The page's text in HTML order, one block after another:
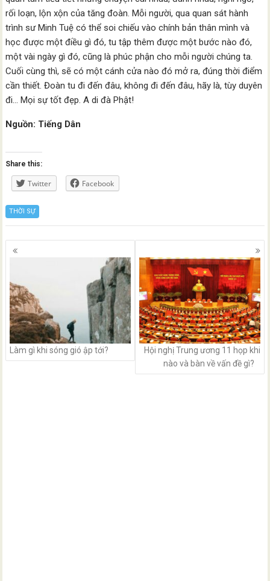
rối loạn, lộn xộn của tăng đoàn. Mỗi người, qua quan sát hành
trình sư Minh Tuệ có thể soi chiếu vào chính bản thân mình và
học được một điều gì đó, tu tập thêm được một bước nào đó,
một vài ngày gì đó, cũng là phúc phận cho mỗi người chúng ta.
Cuối cùng thì, sẽ có một cánh cửa nào đó mở ra, đúng thời điểm
cần thiết. Đoàn tu đi đến đâu, không đi đến đâu, hãy là, tùy duyên
đi… Mọi sự tốt đẹp. A di đà Phật!
Nguồn: Tiếng Dân
Share this:
Twitter Facebook
THỜI SỰ
Posts
Làm gì khi sóng gió ập tới?
Hội nghị Trung ương 11 họp khi
nào và bàn về vấn đề gì?